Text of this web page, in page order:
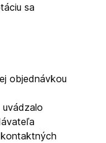
sa
objednávkou